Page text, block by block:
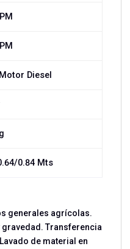
Diesel
0.84 Mts
generales agrícolas.
Transferencia
de material en